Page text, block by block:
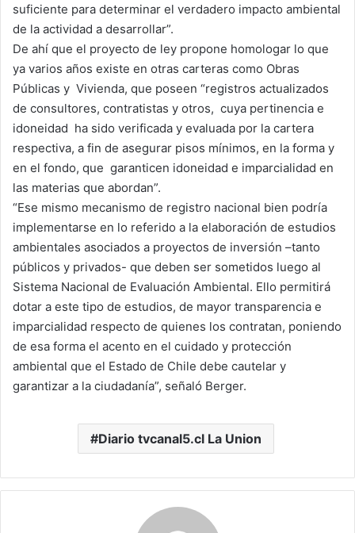
suficiente para determinar el verdadero impacto ambiental
de la actividad a desarrollar”.
De ahí que el proyecto de ley propone homologar lo que
ya varios años existe en otras carteras como Obras
Públicas y Vivienda, que poseen “registros actualizados
de consultores, contratistas y otros, cuya pertinencia e
idoneidad ha sido verificada y evaluada por la cartera
respectiva, a fin de asegurar pisos mínimos, en la forma y
en el fondo, que garanticen idoneidad e imparcialidad en
las materias que abordan”.
“Ese mismo mecanismo de registro nacional bien podría
implementarse en lo referido a la elaboración de estudios
ambientales asociados a proyectos de inversión –tanto
públicos y privados- que deben ser sometidos luego al
Sistema Nacional de Evaluación Ambiental. Ello permitirá
dotar a este tipo de estudios, de mayor transparencia e
imparcialidad respecto de quienes los contratan, poniendo
de esa forma el acento en el cuidado y protección
ambiental que el Estado de Chile debe cautelar y
garantizar a la ciudadanía”, señaló Berger.
Diario tvcanal5.cl La Union